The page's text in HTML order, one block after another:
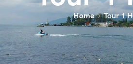
Home Tour 1